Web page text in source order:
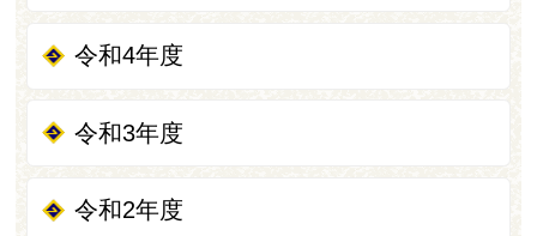
令和4年度
令和3年度
令和2年度